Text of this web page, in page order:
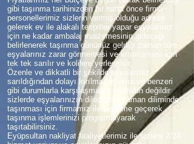
gibi taşınma tarihinizden bir hafta önce firma
personellerimiz sizlerin vermiş olduğu adrese
gelerek ev ile alakalı tespitler yapar eşyalarınız
için ne kadar ambalaj malzemesinin gideceği
belirlenerek taşınma gününüz geldiği zaman tüm
eşyalarınız zarar görmemesi ve kırılmaması için
tek tek sarılır ve kolilere yerleştirilir.
Özenle ve dikkatli bir şekilde eşyalarınız
sarıldığından dolayı kırılma, aşınma ve benzeri
gibi durumlarla karşılaşmanız mümkün değildir
sizlerde eşyalarınızın dilediğiniz zaman diliminde
taşınması için firmamız ile iletişime geçerek
taşınma işlemlerinizi programlayarak
taşıtabilirsiniz.
Eyüpsultan nakliyat faaliyetlerimiz ile sizlere 7/24